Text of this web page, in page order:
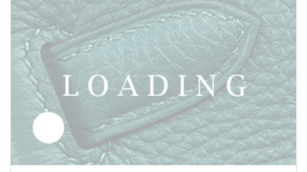
5946448 /服 から DIESEL
価格お問い合わせ